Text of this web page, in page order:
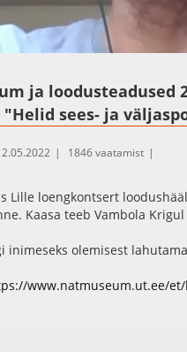
ja loodusteadused
sees- ja
1846 vaatamist
Lille loengkontsert
Kaasa teeb Vambola
inimeseks olemisest
võiks ka käsitleda
www.natmuseum.ut.ee/